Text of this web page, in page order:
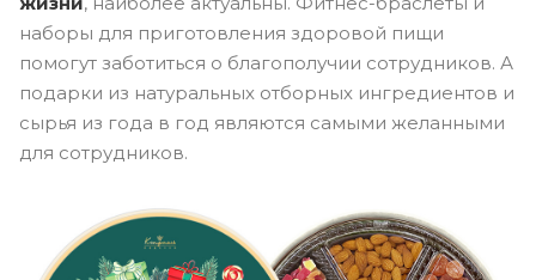
наборы для приготовления здоровой пищи
помогут заботиться о благополучии сотрудников. А
подарки из натуральных отборных ингредиентов и
сырья из года в год являются самыми желанными
для сотрудников.